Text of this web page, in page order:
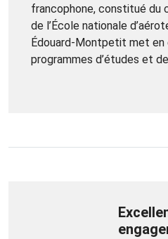
francophone, constitué du
de l’École nationale
Édouard-Montpetit met en
programmes d’études et